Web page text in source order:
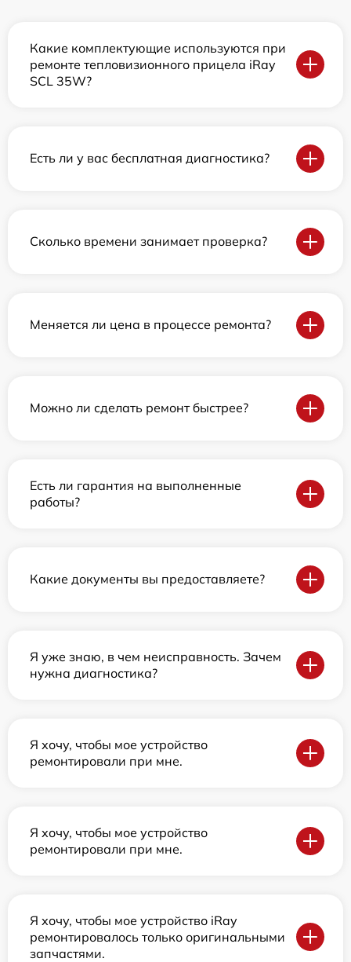
Какие комплектующие используются при
ремонте тепловизионного прицела iRay
SCL 35W?
Есть ли у вас бесплатная диагностика?
Сколько времени занимает проверка?
Меняется ли цена в процессе ремонта?
Можно ли сделать ремонт быстрее?
Есть ли гарантия на выполненные
работы?
Какие документы вы предоставляете?
Я уже знаю, в чем неисправность. Зачем
нужна диагностика?
Я хочу, чтобы мое устройство
ремонтировали при мне.
Я хочу, чтобы мое устройство
ремонтировали при мне.
Я хочу, чтобы мое устройство iRay
ремонтировалось только оригинальными
запчастями.